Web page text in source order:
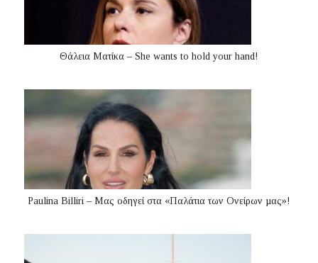
Θάλεια Ματίκα – She wants to hold your hand!
Paulina Billiri – Μας οδηγεί στα «Παλάτια των Ονείρων µας»!